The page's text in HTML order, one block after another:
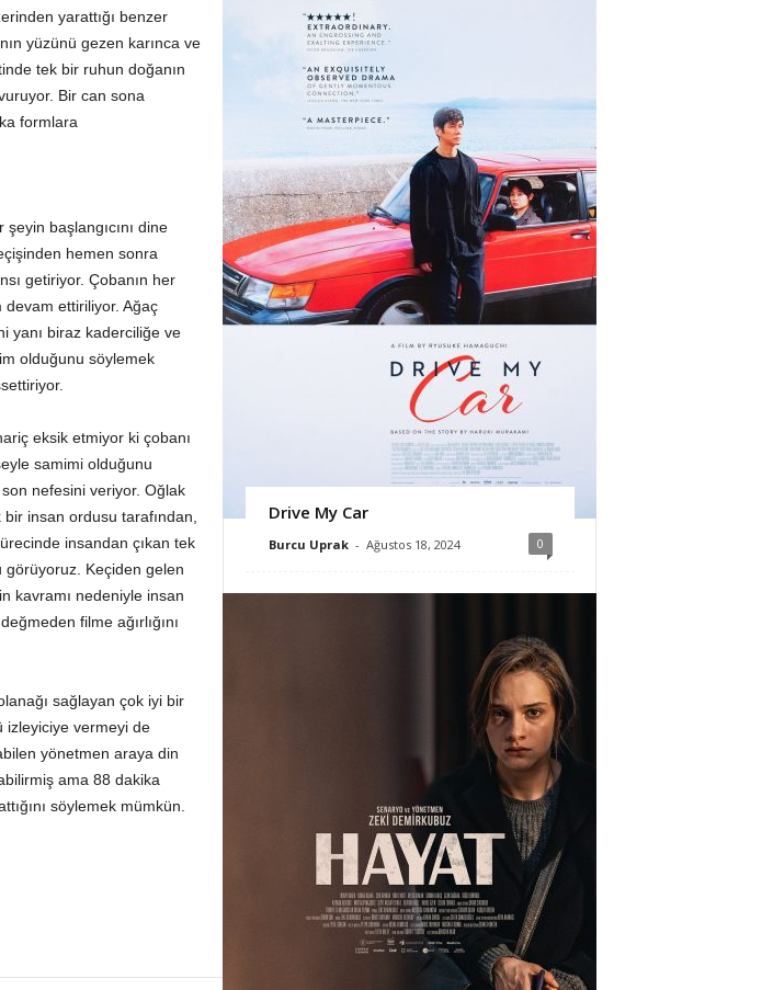
yarattığı benzer
yüzünü gezen karınca ve
tek bir ruhun doğanın
Bir can sona
formlara
başlangıcını dine
hemen sonra
getiriyor. Çobanın her
ettiriliyor. Ağaç
yanı biraz kaderciliğe ve
olduğunu söylemek
eksik etmiyor ki çobanı
samimi olduğunu
nefesini veriyor. Oğlak
insan ordusu tarafından,
insandan çıkan tek
Keçiden gelen
kavramı nedeniyle insan
filme ağırlığını
sağlayan çok iyi bir
izleyiciye vermeyi de
yönetmen araya din
ama 88 dakika
söylemek mümkün.
Drive My Car
Burcu Uprak - Ağustos 18, 2024 0